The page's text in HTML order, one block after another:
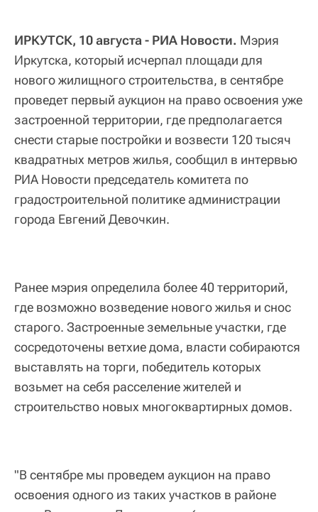
ИРКУТСК, 10 августа - РИА Новости. Мэрия
Иркутска, который исчерпал площади для
нового жилищного строительства, в сентябре
проведет первый аукцион на право освоения уже
застроенной территории, где предполагается
снести старые постройки и возвести 120 тысяч
квадратных метров жилья, сообщил в интервью
РИА Новости председатель комитета по
градостроительной политике администрации
города Евгений Девочкин.
Ранее мэрия определила более 40 территорий,
где возможно возведение нового жилья и снос
старого. Застроенные земельные участки, где
сосредоточены ветхие дома, власти собираются
выставлять на торги, победитель которых
возьмет на себя расселение жителей и
строительство новых многоквартирных домов.
"В сентябре мы проведем аукцион на право
освоения одного из таких участков в районе